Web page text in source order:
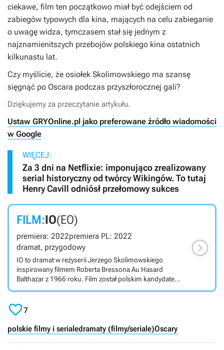
ciekawe, film ten początkowo miał być odejściem od
zabiegów typowych dla kina, mających na celu zabieganie
o uwagę widza, tymczasem stał się jednym z
najznamienitszych przebojów polskiego kina ostatnich
kilkunastu lat.
Czy myślicie, że osiołek Skolimowskiego ma szansę
sięgnąć po Oscara podczas przyszłorocznej gali?
Dziękujemy za przeczytanie artykułu.
Ustaw GRYOnline.pl jako preferowane źródło wiadomości
w Google
WIĘCEJ:
Za 3 dni na Netflixie: imponująco zrealizowany
serial historyczny od twórcy Wikingów. To tutaj
Henry Cavill odniósł przełomowy sukces
FILM:IO(EO)
premiera: 2022premiera PL: 2022
dramat, przygodowy
IO to dramat w reżyserii Jerzego Skolimowskiego
inspirowany filmem Roberta Bressona Au Hasard
Balthazar z 1966 roku. Film został polskim kandydatem
perspektywę zwierzęcia, dla którego świat wydaje się być
tajemniczą zagadką. IO, zwykły szary osiołek, spotyka na
swojej drodze ludzi dobrych i złych, doświadcza radości
i bólu; choć jego losem rządzi przypadek, IO ani na
chwilę nie traci swojej niewinności. W rolach głównych:

7
polskie filmy i serialedramaty (filmy/seriale)Oscary